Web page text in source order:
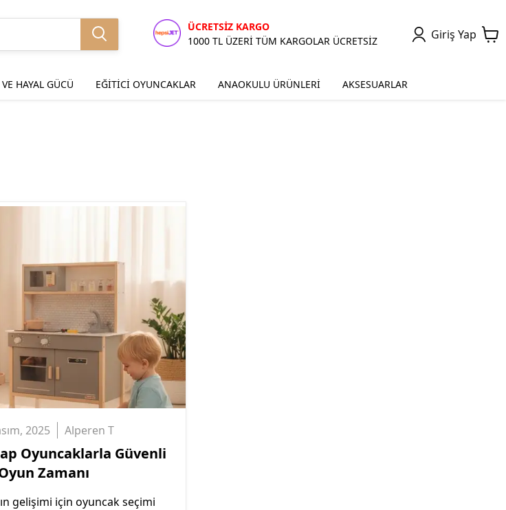
ÜCRETSİZ KARGO
1000 TL ÜZERİ TÜM KARGOLAR ÜCRETSİZ
Giriş Yap
HAYAL GÜCÜ EĞİTİCİ OYUNCAKLAR ANAOKULU ÜRÜNLERİ AKSESUARLAR
2025 Alperen T
Oyuncaklarla Güvenli
Zamanı
gelişimi için oyuncak seçimi